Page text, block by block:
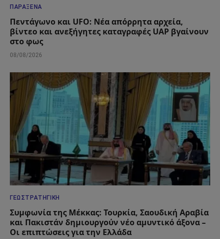
ΠΑΡΆΞΕΝΑ
Πεντάγωνο και UFO: Νέα απόρρητα αρχεία,
βίντεο και ανεξήγητες καταγραφές UAP βγαίνουν
στο φως
08/08/2026
ΓΕΩΣΤΡΑΤΗΓΙΚΉ
Συμφωνία της Μέκκας: Τουρκία, Σαουδική Αραβία
και Πακιστάν δημιουργούν νέο αμυντικό άξονα –
Οι επιπτώσεις για την Ελλάδα